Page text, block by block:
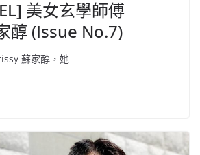
美女玄學師傅
醇 (Issue No.7)
蘇家醇，她